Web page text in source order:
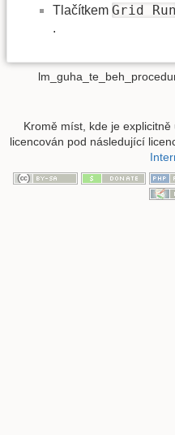
Tlačítkem Grid Run
.
Kromě míst, kde je
licencován pod následující